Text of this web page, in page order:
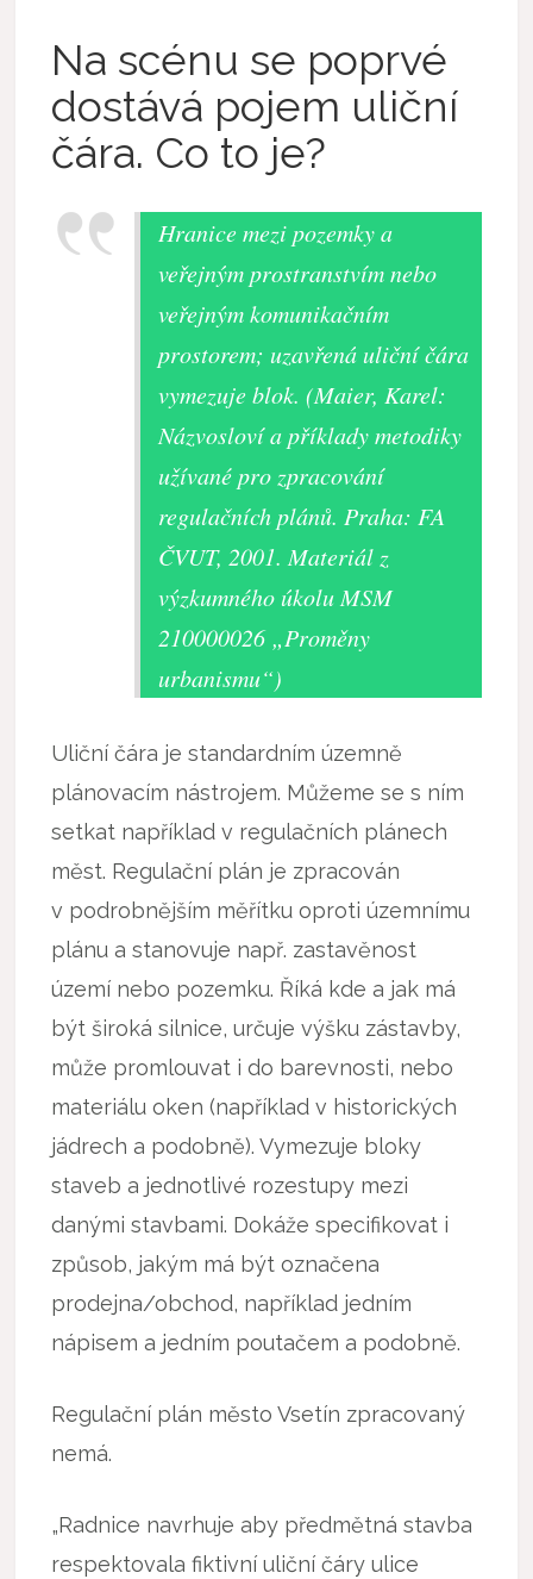
Na scénu se poprvé
dostává pojem uliční
čára. Co to je?
Hranice mezi pozemky a
veřejným prostranstvím nebo
veřejným komunikačním
prostorem; uzavřená uliční čára
vymezuje blok. (Maier, Karel:
Názvosloví a příklady metodiky
užívané pro zpracování
regulačních plánů. Praha: FA
ČVUT, 2001. Materiál z
výzkumného úkolu MSM
210000026 „Proměny
urbanismu“)
Uliční čára je standardním územně
plánovacím nástrojem. Můžeme se s ním
setkat například v regulačních plánech
měst. Regulační plán je zpracován
v podrobnějším měřítku oproti územnímu
plánu a stanovuje např. zastavěnost
území nebo pozemku. Říká kde a jak má
být široká silnice, určuje výšku zástavby,
může promlouvat i do barevnosti, nebo
materiálu oken (například v historických
jádrech a podobně). Vymezuje bloky
staveb a jednotlivé rozestupy mezi
danými stavbami. Dokáže specifikovat i
způsob, jakým má být označena
prodejna/obchod, například jedním
nápisem a jedním poutačem a podobně.
Regulační plán město Vsetín zpracovaný
nemá.
„Radnice navrhuje aby předmětná stavba
respektovala fiktivní uliční čáry ulice